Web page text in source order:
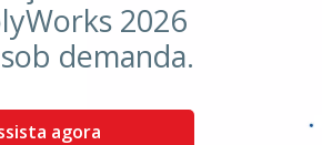
2026
sob demanda.
agora